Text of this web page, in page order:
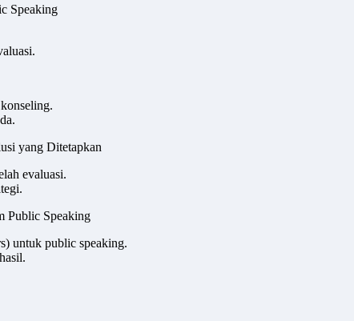
Speaking
yang Ditetapkan
evaluasi.
Public Speaking
untuk public speaking.